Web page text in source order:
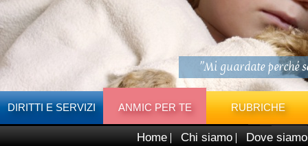
"Mi guardate perché
DIRITTI E SERVIZI ANMIC PER TE RUBRICHE
Home Chi siamo Dove siamo